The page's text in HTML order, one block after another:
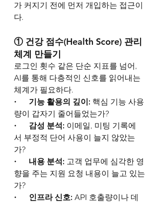
가 커지기 전에 먼저 개입하는 접근이
다.
① 건강 점수(Health Score) 관리
체계 만들기
로그인 횟수 같은 단순 지표를 넘어,
AI를 통해 다층적인 신호를 읽어내는
체계가 필요하다.
• 기능 활용의 깊이: 핵심 기능 사용
량이 갑자기 줄어들었는가?
• 감성 분석: 이메일, 미팅 기록에
서 부정적 단어 사용이 늘지 않았는
가?
• 내용 분석: 고객 업무에 심각한 영
향을 주는 지원 요청 내용이 늘고 있는
가?
• 인프라 신호: API 호출량이나 데